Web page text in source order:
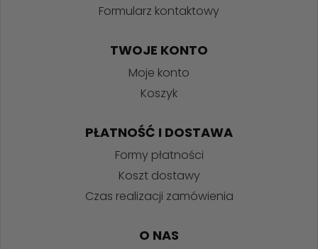
Formularz kontaktowy
TWOJE KONTO
Moje konto
Koszyk
PŁATNOŚĆ I DOSTAWA
Formy płatności
Koszt dostawy
Czas realizacji zamówienia
O NAS